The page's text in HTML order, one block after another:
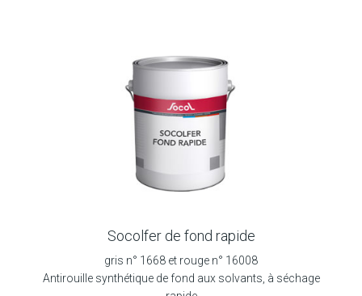
Socolfer de fond rapide
gris n° 1668 et rouge n° 16008
Antirouille synthétique de fond aux solvants, à séchage